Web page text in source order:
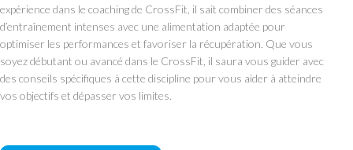
expérience dans le coaching de CrossFit, il sait combiner des séances
d’entraînement intenses avec une alimentation adaptée pour
optimiser les performances et favoriser la récupération. Que vous
soyez débutant ou avancé dans le CrossFit, il saura vous guider avec
des conseils spécifiques à cette discipline pour vous aider à atteindre
vos objectifs et dépasser vos limites.